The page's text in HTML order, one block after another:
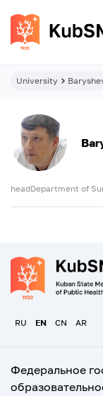
University
headDepartment of
RU EN CN AR
Федеральное